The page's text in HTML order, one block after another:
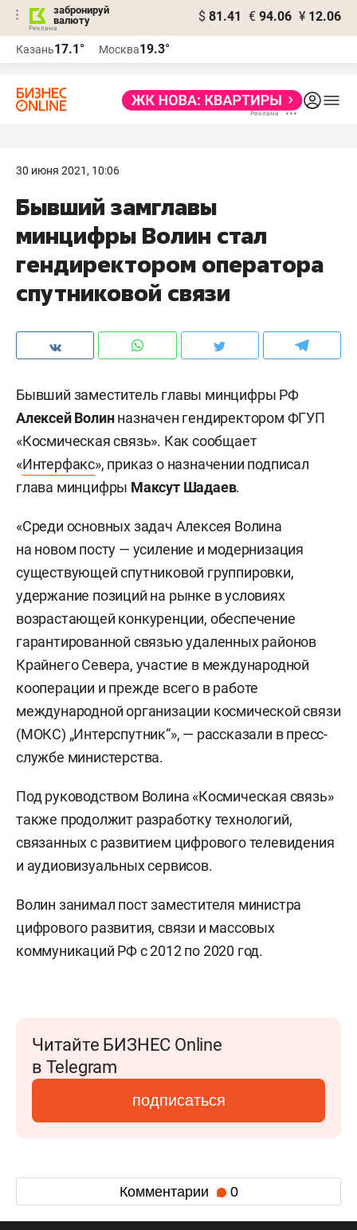
забронируй
валюту
$ 81.41 € 94.06 ¥ 12.06
Казань17.1° Москва19.3°
30 июня 2021, 10:06
Бывший замглавы
минцифры Волин стал
гендиректором оператора
спутниковой связи
Бывший заместитель главы минцифры РФ
Алексей Волинназначен гендиректором ФГУП
«Космическая связь». Как сообщает
«Интерфакс», приказ о назначении подписал
глава минцифры Максут Шадаев.
«Среди основных задач Алексея Волина
на новом посту — усиление и модернизация
существующей спутниковой группировки,
удержание позиций на рынке в условиях
возрастающей конкуренции, обеспечение
гарантированной связью удаленных районов
Крайнего Севера, участие в международной
кооперации и прежде всего в работе
международной организации космической связи
(МОКС) „Интерспутник“», — рассказали в пресс-
службе министерства.
Под руководством Волина «Космическая связь»
также продолжит разработку технологий,
связанных с развитием цифрового телевидения
и аудиовизуальных сервисов.
Волин занимал пост заместителя министра
цифрового развития, связи и массовых
коммуникаций РФ с 2012 по 2020 год.
Читайте БИЗНЕС Online
в Telegram
подписаться
Комментарии 0